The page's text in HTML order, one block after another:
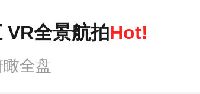
VR全景航拍Hot!
全盘